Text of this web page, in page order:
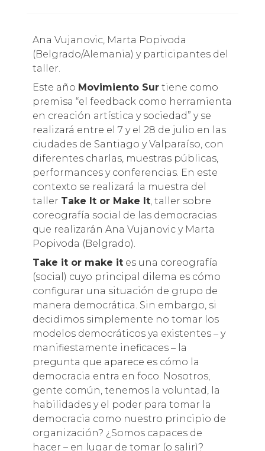
Ana Vujanovic, Marta Popivoda
(Belgrado/Alemania) y participantes del
taller.
Este año Movimiento Surtiene como
premisa “el feedback como herramienta
en creación artística y sociedad” y se
realizará entre el 7 y el 28 de julio en las
ciudades de Santiago y Valparaíso, con
diferentes charlas, muestras públicas,
performances y conferencias. En este
contexto se realizará la muestra del
taller Take It or Make It, taller sobre
coreografía social de las democracias
que realizarán Ana Vujanovic y Marta
Popivoda (Belgrado).
Take it or make ites una coreografía
(social) cuyo principal dilema es cómo
configurar una situación de grupo de
manera democrática. Sin embargo, si
decidimos simplemente no tomar los
modelos democráticos ya existentes – y
manifiestamente ineficaces – la
pregunta que aparece es cómo la
democracia entra en foco. Nosotros,
gente común, tenemos la voluntad, la
habilidades y el poder para tomar la
democracia como nuestro principio de
organización? ¿Somos capaces de
hacer – en lugar de tomar (o salir)?